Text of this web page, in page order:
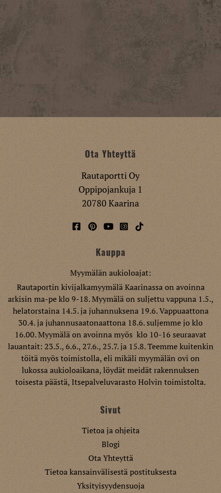
Ota Yhteyttä
Rautaportti Oy
Oppipojankuja 1
20780 Kaarina
Kauppa
Myymälän aukioloajat:
Rautaportin kivijalkamyymälä Kaarinassa on avoinna
arkisin ma-pe klo 9-18. Myymälä on suljettu vappuna 1.5.,
helatorstaina 14.5. ja juhannuksena 19.6. Vappuaattona
30.4. ja juhannusaatonaattona 18.6. suljemme jo klo
16.00. Myymälä on avoinna myös klo 10-16 seuraavat
lauantait: 23.5., 6.6., 27.6., 25.7. ja 15.8. Teemme kuitenkin
töitä myös toimistolla, eli mikäli myymälän ovi on
lukossa aukioloaikana, löydät meidät rakennuksen
toisesta päästä, Itsepalveluvarasto Holvin toimistolta.
Sivut
Tietoa ja ohjeita
Blogi
Ota Yhteyttä
Tietoa kansainvälisestä postituksesta
Yksityisyydensuoja